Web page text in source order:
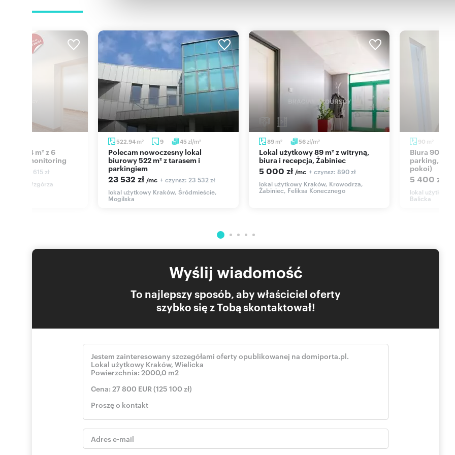
Numer oferty: 12979/3762/OLW
i monitoring
+ czynsz: 615 zł
Wzgórza
522,94 m2 9 45 zł/m2
Polecam nowoczesny lokal
biurowy 522 m² z tarasem i
parkingiem
23 532 zł /mc + czynsz: 23 532 zł
lokal użytkowy Kraków, Śródmieście,
Mogilska
89 m2 56zł/m2
Lokal użytkowy 89 m² z witryną,
biura i recepcja, Żabiniec
5 000 zł /mc + czynsz: 890 zł
lokal użytkowy Kraków, Krowodrza,
Żabiniec, Feliksa Konecznego
90 m 2
Biura 90 m² w Krakowie (remont,
parking,
pokoi)
5 400 zł
lokal użytkowy
Balicka
Wyślij wiadomość
To najlepszy sposób, aby właściciel oferty
szybko się z Tobą skontaktował!